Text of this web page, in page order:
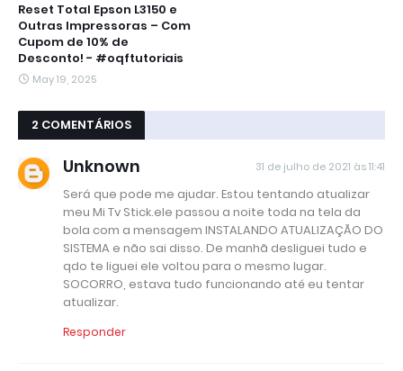
Reset Total Epson L3150 e
Outras Impressoras – Com
Cupom de 10% de
Desconto! - #oqftutoriais
May 19, 2025
2 COMENTÁRIOS
Unknown 31 de julho de 2021 às 11:41
Será que pode me ajudar. Estou tentando atualizar
meu Mi Tv Stick.ele passou a noite toda na tela da
bola com a mensagem INSTALANDO ATUALIZAÇÃO DO
SISTEMA e não sai disso. De manhã desliguei tudo e
qdo te liguei ele voltou para o mesmo lugar.
SOCORRO, estava tudo funcionando até eu tentar
atualizar.
Responder